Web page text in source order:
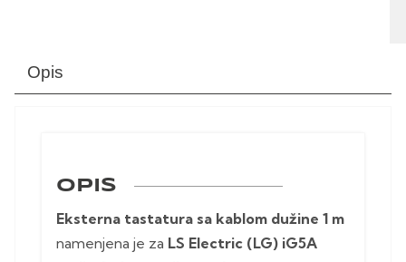
Opis
OPIS
Eksterna tastatura sa kablom dužine 1 m
namenjena je za LS Electric (LG) iG5A